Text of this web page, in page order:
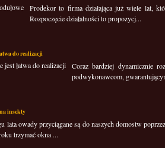
Prodekor to firma działająca już wiele lat,
Rozpoczęcie działalności to propozycj...
do realizacji
Coraz bardziej dynamicznie
podwykonawcom,
insekty
lata owady przyciągane są do naszych domostw
trzymać okna ...